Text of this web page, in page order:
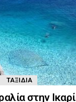
ΤΑΞΊΔΙΑ
στην